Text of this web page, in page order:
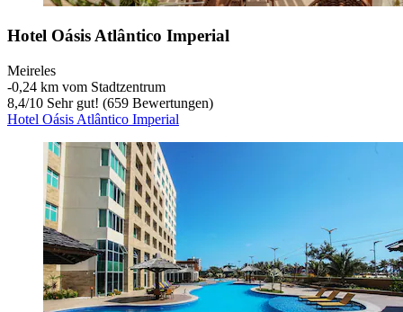
Hotel Oásis Atlântico Imperial
Meireles
‐0,24 km vom Stadtzentrum
8,4/10 Sehr gut! (659 Bewertungen)
Hotel Oásis Atlântico Imperial